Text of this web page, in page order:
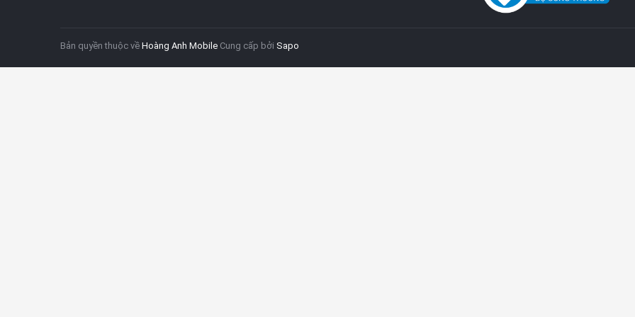
Bản quyền thuộc về Hoàng Anh Mobile Cung cấp bởi Sapo